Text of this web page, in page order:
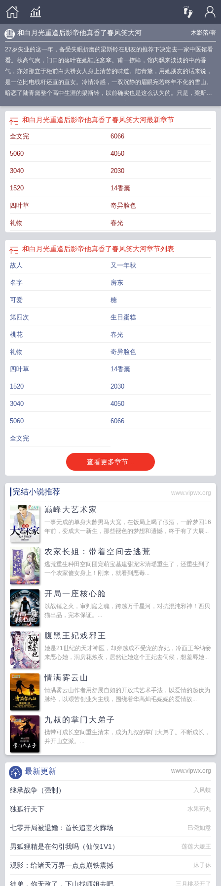
木影落/著
和白月光重逢后影帝他真香了春风笑大河
27岁失业的这一年，备受失眠折磨的梁斯铃在朋友的推荐下决定去一家中医馆看
看。秋高气爽，门口的落叶在她鞋底窸窣。甫一撩眸，馆内飘来淡淡的中药香
气，亦如那立于柜前白大褂女人身上清苦的味道。陆青黛，用她朋友的话来说，
是一位比电线杆还直的直女。冷情冷感，一双沉静的眉眼宛若终年不化的雪山。
暗恋了陆青黛整个高中生涯的梁斯铃，以前确实也是这么认为的。只是，梁斯铃
扣在玻璃杯的手指骨节分明，与这里似有格格不入。却走过来问她：“失眠吗？”梁
斯铃点头。原本以为对方会给出什么靠谱的法子，结果来了一句：“这边建议跟我
睡一觉。”摸了摸发痒的耳垂，梁斯铃不可置信地看向她：“？？？庸医！”对方嗤
治没治好你的失眠吧？”梁斯铃：“……”等会——你不是直女吗？！---------以下为
霁经常跟她倾诉心事。“我侄女太不听话了，每次请家长都让我去。”“小时候怕被
请家长，长大后也怕被请家长。”“主要是我那侄女的数学老师说话好凶。”“呜呜呜
比她温柔多了。”……网恋对象每次都静静地听她说完，然后一声不吭。一个星期
后，网恋对象提出见面，褚霁欣然答应。她收拾打扮好出门，却在看见网恋对象
和她那侄女的数学老师长得一模一样时，惊得花容失色。秦诗念邀请她到自己家
里坐坐。褚霁吞吞吐吐地想要婉拒。对方似笑非笑：“你不跟我再深入交流交流，
你那侄女班上的数学老师有多凶吗？”褚霁：“……”-翌日清晨醒来。秦诗念从身后
抱住她，俯在她耳边：“绝无可能喜欢我？那你昨晚是在做什么？”褚霁拢了拢松散
TXT和白月光春风一度后木影落 和白月光有关的
文和白月光春风一度后全文 和白月光春风一度后gl木影落
词与白月光在一起是什么意思 跟白月光差不多的词语
了白月光和春天有个约会 和白月光be了和白月光春风一度后百度
风一度后gl
和白月光在一起的后来怎么样了 和白月光he
一度后木落影
和白月光重逢后影帝他真香了春风笑大河
和白月光重逢后影帝他真香了春风笑大河最新章节
全文完 6066
5060 4050
3040 2030
1520 14香囊
四叶草 奇异脸色
礼物 春光
和白月光重逢后影帝他真香了春风笑大河章节列表
故人 又一年秋
名字 房东
可爱 糖
第四次 生日蛋糕
桃花 春光
礼物 奇异脸色
四叶草 14香囊
1520 2030
3040 4050
5060 6066
全文完
查看更多章节...
完结小说推荐 www.vipwx.org
巅峰大艺术家
一事无成的单身大龄男马大宽，在饭局上喝了假酒，一醉梦回16
年前，变成大一新生，那些褪色的梦想和遗憾，终于有了大展...
农家长姐：带着空间去逃荒
逃荒重生种田空间团宠萌宝基建甜宠宋清瑶重生了，还重生到了
一个农家傻女身上！刚来，就看到恶毒...
开局一座核心舱
以战锤之火，审判庭之魂，跨越万千星河，对抗混沌邪神！西贝
猫出品，完本保证。...
腹黑王妃戏邪王
她是21世纪的天才神医，却穿越成不受宠的弃妃，冷面王爷纳妾
来恶心她，洞房花烛夜，居然让她这个王妃去伺候，想羞辱她...
情满雾云山
情满雾云山作者用舒展自如的开放式艺术手法，以爱情的起伏为
脉络，以艰苦创业为主线，围绕着华高灿毛妮妮的爱情故...
九叔的掌门大弟子
携带可成长空间重生清末，成为九叔的掌门大弟子。不断成长，
并开山立派。...
www.vipwx.org
最新更新
继承战争（强制） 入风蝶
独孤行天下 水果药丸
七零开局被退婚：首长追妻火葬场 巳尧如意
男狐狸精是在勾引我吗（仙侠1V1） 莲莲大嬷王
观影：给诸天万界一点点崩铁震撼 沐子休
徒弟，你无敌了，下山找师姐去吧 三月桃花开了